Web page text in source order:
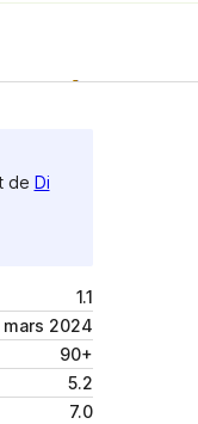
de Di
1.1
mars 2024
90+
5.2
7.0